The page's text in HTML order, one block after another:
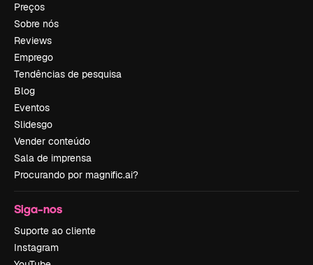
Preços
Sobre nós
Reviews
Emprego
Tendências de pesquisa
Blog
Eventos
Slidesgo
Vender conteúdo
Sala de imprensa
Procurando por magnific.ai?
Siga-nos
Suporte ao cliente
Instagram